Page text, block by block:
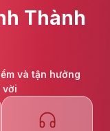
Thành
và tận hưởng
vời